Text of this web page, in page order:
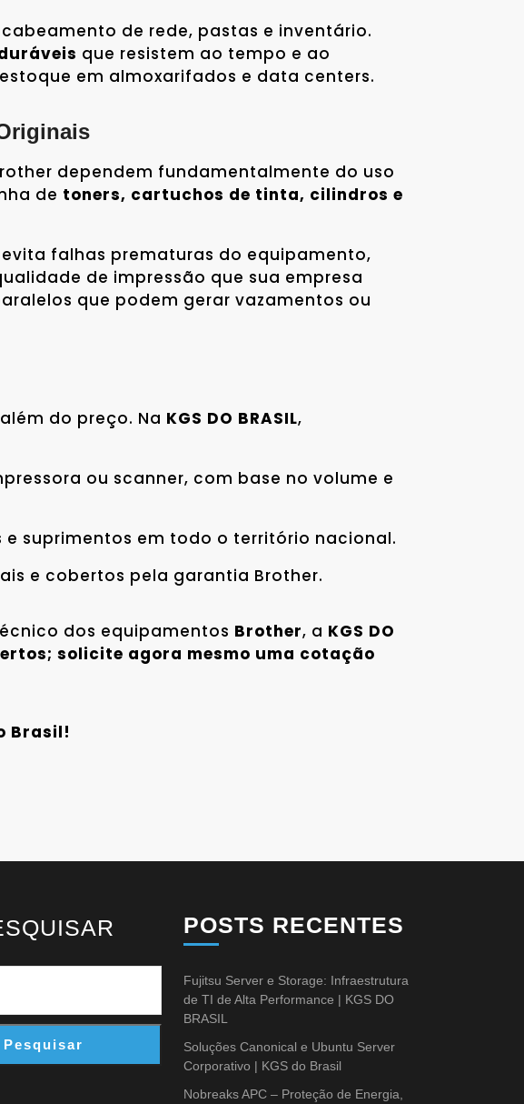
de rede, pastas e inventário.
que resistem ao tempo e ao
em almoxarifados e data centers.
dependem fundamentalmente do uso
de toners, cartuchos de tinta, cilindros e
falhas prematuras do equipamento,
de impressão que sua empresa
que podem gerar vazamentos ou
do preço. Na KGS DO BRASIL,
ou scanner, com base no volume e
suprimentos em todo o território nacional.
e cobertos pela garantia Brother.
dos equipamentos Brother, a KGS DO
solicite agora mesmo uma cotação
Brasil!
Pesquisar
POSTS RECENTES
Fujitsu Server e Storage: Infraestrutura
de TI de Alta Performance | KGS DO
BRASIL
Soluções Canonical e Ubuntu Server
Corporativo | KGS do Brasil
Nobreaks APC – Proteção de Energia,